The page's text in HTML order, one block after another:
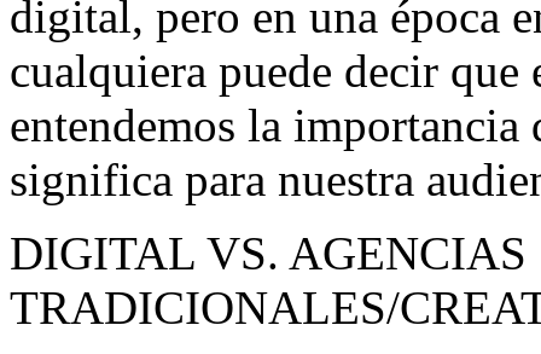
digital, pero en una época
cualquiera puede decir
entendemos la importancia
significa para nuestra
DIGITAL VS. AGENCIAS
TRADICIONALES/